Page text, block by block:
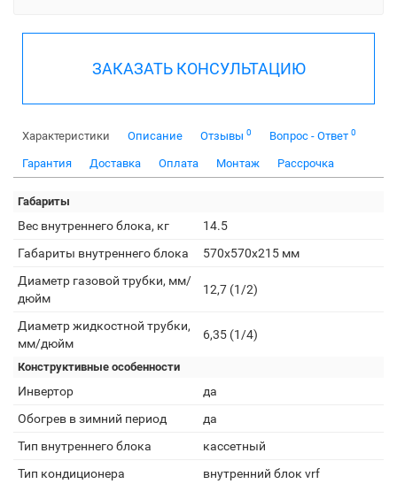
ЗАКАЗАТЬ КОНСУЛЬТАЦИЮ
Характеристики Описание Отзывы 0 Вопрос - Ответ 0
Гарантия Доставка Оплата Монтаж Рассрочка
Габариты
Вес внутреннего блока, кг
14.5
Габариты внутреннего блока
570x570x215 мм
Диаметр газовой трубки, мм/
дюйм
12,7 (1/2)
Диаметр жидкостной трубки,
мм/дюйм
6,35 (1/4)
Конструктивные особенности
Инвертор
да
Обогрев в зимний период
да
Тип внутреннего блока
кассетный
Тип кондиционера
внутренний блок vrf